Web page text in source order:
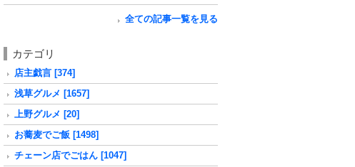
全ての記事一覧を見る
カテゴリ
店主戯言 [374]
浅草グルメ [1657]
上野グルメ [20]
お蕎麦でご飯 [1498]
チェーン店でごはん [1047]